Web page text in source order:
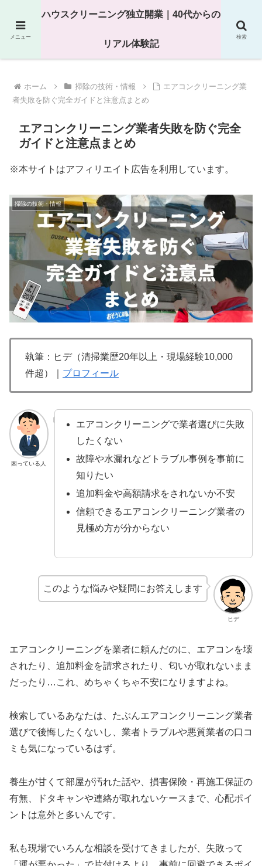
25年以上の現場経験をもとにハウスクリーニング独立の現実
ホーム 掃除の技術・情報
エアコンクリーニング業
者失敗を防ぐ完全ガイドと注意点まとめ
エアコンクリーニング業者失敗を防ぐ完全
ガイドと注意点まとめ
※本サイトはアフィリエイト広告を利用しています。
掃除の技術・情報
執筆：ヒデ（清掃業歴20年以上・現場経験10,000
件超）｜ プロフィール
困っている人
エアコンクリーニングで業者選びに失敗
したくない
故障や水漏れなどトラブル事例を事前に
知りたい
追加料金や高額請求をされないか不安
信頼できるエアコンクリーニング業者の
見極め方が分からない
ヒデ
このような悩みや疑問にお答えします
エアコンクリーニングを業者に頼んだのに、エアコンを壊
されたり、追加料金を請求されたり、匂いが取れないまま
だったり…これ、めちゃくちゃ不安になりますよね。
検索しているあなたは、たぶんエアコンクリーニング業者
選びで後悔したくないし、業者トラブルや悪質業者の口コ
ミも気になっているはず。
養生が甘くて部屋が汚れた話や、損害保険・再施工保証の
有無、ドタキャンや連絡が取れないケースまで、心配ポイ
ントは意外と多いんです。
私も現場でいろんな相談を受けてきましたが、失敗って
メニュー
ハウスクリーニング独立開業｜40代からの
リアル体験記
検索